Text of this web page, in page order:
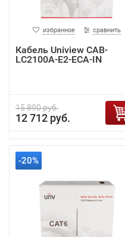
избранное сравнить
Кабель Uniview CAB-
LC2100A-E2-ECA-IN
15 890 руб.
12 712 руб.
-20%